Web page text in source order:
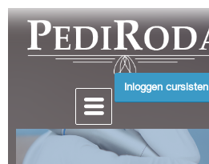
Inloggen cursisten